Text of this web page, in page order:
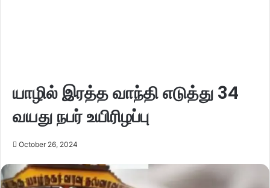
யாழில் இரத்த வாந்தி எடுத்து 34
வயது நபர் உயிரிழப்பு
October 26, 2024